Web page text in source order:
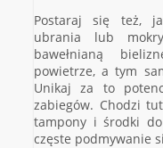
Postaraj się też,
ubrania lub
bawełnianą
powietrze, a tym
Unikaj za to
zabiegów. Chodzi
tampony i środki
częste podmywanie